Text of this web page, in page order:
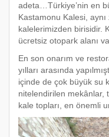
adeta…Türkiye’nin en
Kastamonu Kalesi,
kalelerimizden birisidir.
ücretsiz otopark alanı
En son onarım ve
yılları arasında
içinde de çok büyük su
nitelendirilen mekânlar,
kale topları, en önemli